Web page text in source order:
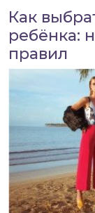
Как
ребёнка:
правил